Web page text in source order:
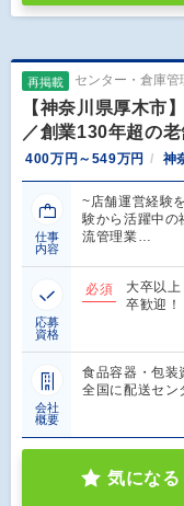
再掲載 センター・倉庫
【神奈川県厚木市
／創業130年超の
400万円～549万円 神
仕事
内容
~店舗運営経験
験から活躍中の
流管理業…
応募
資格
必須
大卒以
卒歓迎！
会社
概要
食品容器・包装
全国に配送セン
気になる